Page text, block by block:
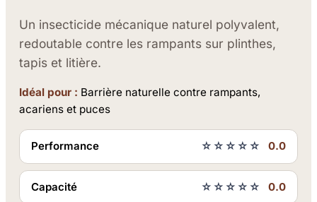
Un insecticide mécanique naturel polyvalent,
redoutable contre les rampants sur plinthes,
tapis et litière.
Idéal pour : Barrière naturelle contre rampants,
acariens et puces
Performance ☆☆☆☆☆ 0.0
Capacité ☆☆☆☆☆ 0.0